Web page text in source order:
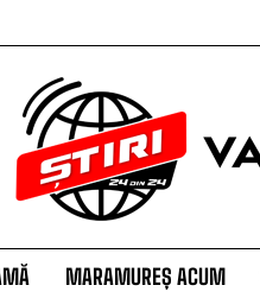
MARAMUREȘ ACUM